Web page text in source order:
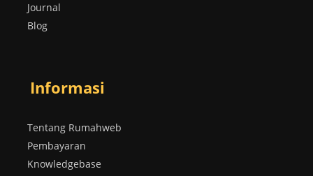
Journal
Blog
Informasi
Tentang Rumahweb
Pembayaran
Knowledgebase